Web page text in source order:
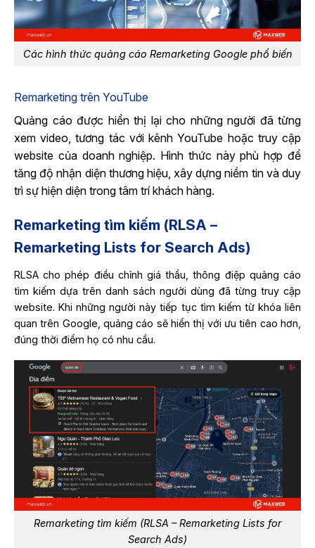
Các hình thức quảng cáo Remarketing Google​ phổ biến
Remarketing trên YouTube
Quảng cáo được hiển thị lại cho những người đã từng
xem video, tương tác với kênh YouTube hoặc truy cập
website của doanh nghiệp. Hình thức này phù hợp để
tăng độ nhận diện thương hiệu, xây dựng niềm tin và duy
trì sự hiện diện trong tâm trí khách hàng.
Remarketing tìm kiếm (RLSA –
Remarketing Lists for Search Ads)
RLSA cho phép điều chỉnh giá thầu, thông điệp quảng cáo
tìm kiếm dựa trên danh sách người dùng đã từng truy cập
website. Khi những người này tiếp tục tìm kiếm từ khóa liên
quan trên Google, quảng cáo sẽ hiển thị với ưu tiên cao hơn,
đúng thời điểm họ có nhu cầu.
Remarketing tìm kiếm (RLSA – Remarketing Lists for
Search Ads)